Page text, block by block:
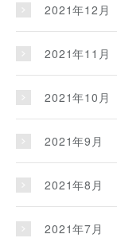
2021年12月
2021年11月
2021年10月
2021年9月
2021年8月
2021年7月